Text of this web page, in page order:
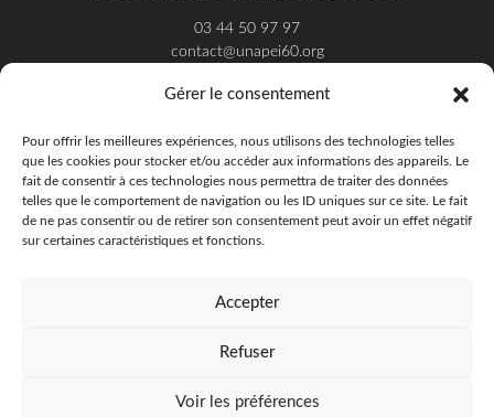
Gérer le consentement
Pour offrir les meilleures expériences, nous utilisons des technologies telles
que les cookies pour stocker et/ou accéder aux informations des appareils. Le
fait de consentir à ces technologies nous permettra de traiter des données
telles que le comportement de navigation ou les ID uniques sur ce site. Le fait
de ne pas consentir ou de retirer son consentement peut avoir un effet négatif
sur certaines caractéristiques et fonctions.
Accepter
Refuser
Voir les préférences
03 44 50 97 97
contact@unapei60.org
Unapei de l'Oise - 2018
Offres d'emploi